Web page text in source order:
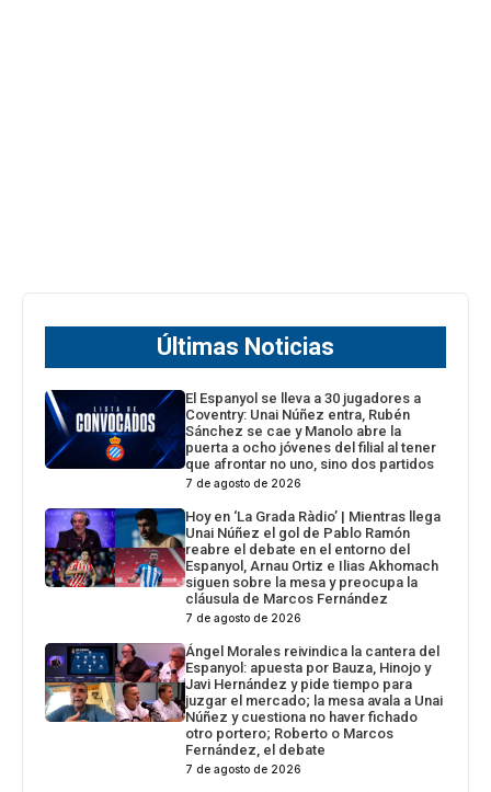
Últimas Noticias
El Espanyol se lleva a 30 jugadores a
Coventry: Unai Núñez entra, Rubén
Sánchez se cae y Manolo abre la
puerta a ocho jóvenes del filial al tener
que afrontar no uno, sino dos partidos
7 de agosto de 2026
Hoy en ‘La Grada Ràdio’ | Mientras llega
Unai Núñez el gol de Pablo Ramón
reabre el debate en el entorno del
Espanyol, Arnau Ortiz e Ilias Akhomach
siguen sobre la mesa y preocupa la
cláusula de Marcos Fernández
7 de agosto de 2026
Ángel Morales reivindica la cantera del
Espanyol: apuesta por Bauza, Hinojo y
Javi Hernández y pide tiempo para
juzgar el mercado; la mesa avala a Unai
Núñez y cuestiona no haver fichado
otro portero; Roberto o Marcos
Fernández, el debate
7 de agosto de 2026